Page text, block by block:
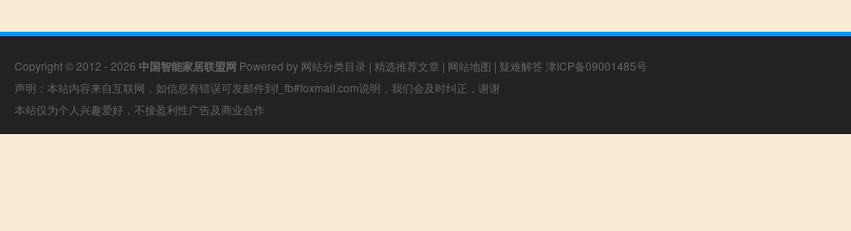
Copyright © 2012 - 2026 中国智能家居联盟网 Powered by 网站分类目录 | 精选推荐文章 | 网站地图 | 疑难解答 津ICP备09001485号
声明：本站内容来自互联网，如信息有错误可发邮件到f_fb#foxmail.com说明，我们会及时纠正，谢谢
本站仅为个人兴趣爱好，不接盈利性广告及商业合作